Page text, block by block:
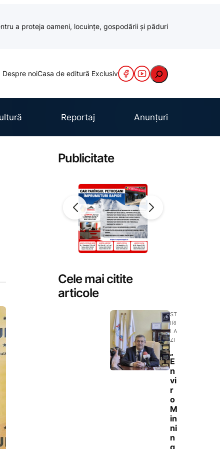
a proteja oameni, locuințe, gospodării și păduri
Despre noiCasa de editură Exclusiv Caută
Reportaj Anunțuri
Publicitate
Cele mai citite
articole
ST
IRI
LA
ZI
„
E
n
vi
r
o
M
in
ni
n
g